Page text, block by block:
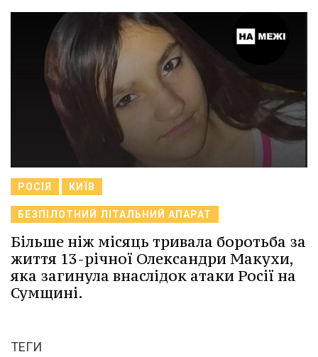
РОСІЯ КИЇВ
БЕЗПІЛОТНИЙ ЛІТАЛЬНИЙ АПАРАТ
Більше ніж місяць тривала боротьба за
життя 13-річної Олександри Макухи,
яка загинула внаслідок атаки Росії на
Сумщині.
ТЕГИ